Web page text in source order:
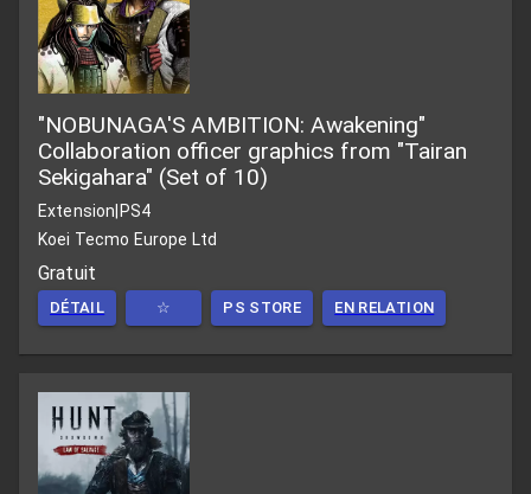
"NOBUNAGA'S AMBITION: Awakening"
Collaboration officer graphics from "Tairan
Sekigahara" (Set of 10)
Extension|PS4
Koei Tecmo Europe Ltd
Gratuit
DÉTAIL ☆ PS STORE EN RELATION